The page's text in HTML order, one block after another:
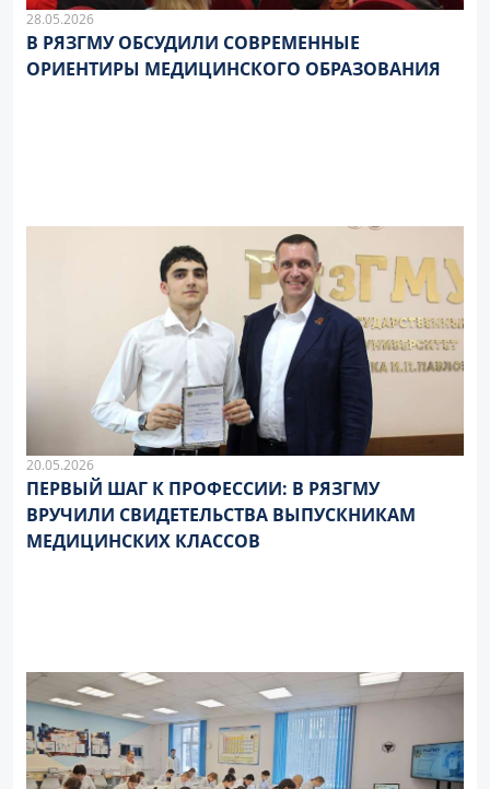
28.05.2026
В РЯЗГМУ ОБСУДИЛИ СОВРЕМЕННЫЕ
ОРИЕНТИРЫ МЕДИЦИНСКОГО ОБРАЗОВАНИЯ
20.05.2026
ПЕРВЫЙ ШАГ К ПРОФЕССИИ: В РЯЗГМУ
ВРУЧИЛИ СВИДЕТЕЛЬСТВА ВЫПУСКНИКАМ
МЕДИЦИНСКИХ КЛАССОВ